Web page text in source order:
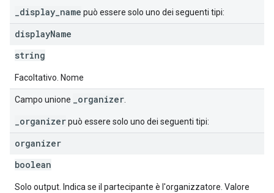
_display_name può essere solo uno dei seguenti tipi:
displayName
string
Facoltativo. Nome
Campo unione _organizer
_organizerpuò essere solo uno dei seguenti tipi:
organizer
boolean
Solo output. Indica se il partecipante è l'organizzatore. Valore